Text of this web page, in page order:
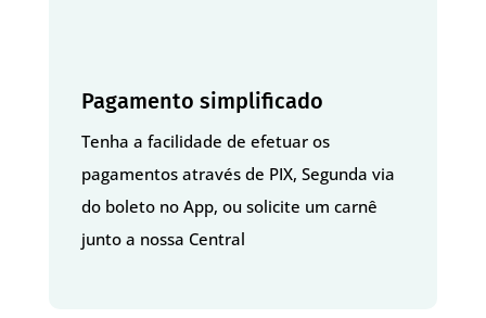
Pagamento simplificado
Tenha a facilidade de efetuar os
pagamentos através de PIX, Segunda via
do boleto no App, ou solicite um carnê
junto a nossa Central